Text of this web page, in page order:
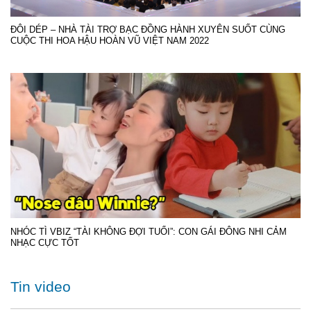
ĐÔI DÉP – NHÀ TÀI TRỢ BẠC ĐỒNG HÀNH XUYÊN SUỐT CÙNG
CUỘC THI HOA HẬU HOÀN VŨ VIỆT NAM 2022
NHÓC TÌ VBIZ “TÀI KHÔNG ĐỢI TUỔI”: CON GÁI ĐÔNG NHI CẢM
NHẠC CỰC TỐT
Tin video